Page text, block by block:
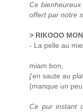
Ce
offert par notre
> RIKOOO
- La pelle au
miam bon,
j'en saute au
(manque un
Ce pur instant